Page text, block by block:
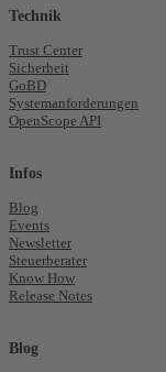
Technik
Trust Center
Sicherheit
GoBD
Systemanforderungen
OpenScope API
Infos
Blog
Events
Newsletter
Steuerberater
Know How
Release Notes
Blog